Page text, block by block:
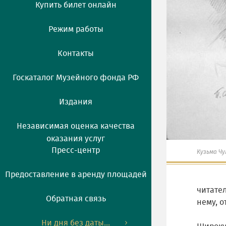
Купить билет онлайн
Режим работы
Контакты
Госкаталог Музейного фонда РФ
Издания
Независимая оценка качества
оказания услуг
Пресс-центр
Предоставление в аренду площадей
Обратная связь
Ни дня без даты...
Кузьма
нему,